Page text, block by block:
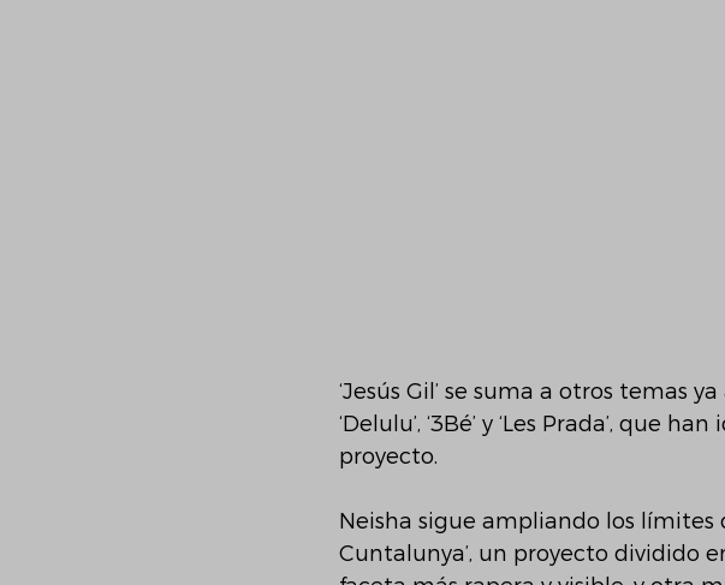
‘Jesús Gil’ se suma a otros temas
‘Delulu’, ‘3Bé’ y ‘Les Prada’, que
proyecto.
Neisha sigue ampliando los límites
Cuntalunya’, un proyecto dividido